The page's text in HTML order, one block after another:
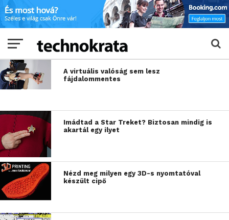
A virtuális valóság sem lesz
fájdalommentes
Imádtad a Star Treket? Biztosan mindig is
akartál egy ilyet
Nézd meg milyen egy 3D-s nyomtatóval
készült cipő